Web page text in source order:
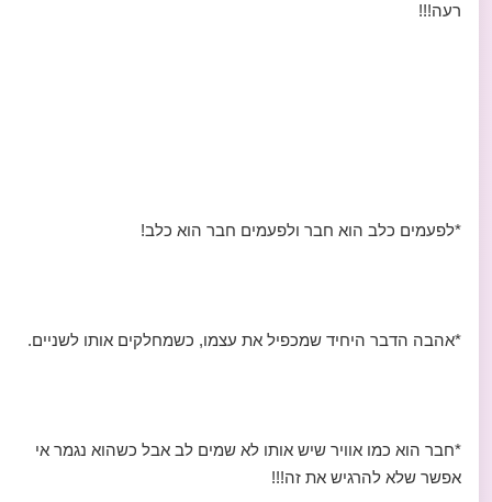
רעה!!!
*לפעמים כלב הוא חבר ולפעמים חבר הוא כלב!
*אהבה הדבר היחיד שמכפיל את עצמו, כשמחלקים אותו לשניים.
*חבר הוא כמו אוויר שיש אותו לא שמים לב אבל כשהוא נגמר אי
אפשר שלא להרגיש את זה!!!